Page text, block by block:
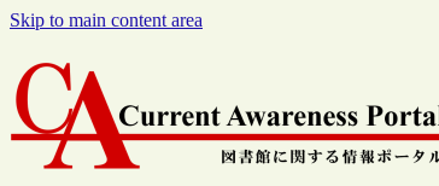
Skip to main content area